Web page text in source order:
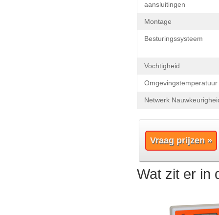
aansluitingen
Montage
Besturingssysteem
Vochtigheid
Omgevingstemperatuur
Netwerk
Vraag prijzen »
Wat zit er in